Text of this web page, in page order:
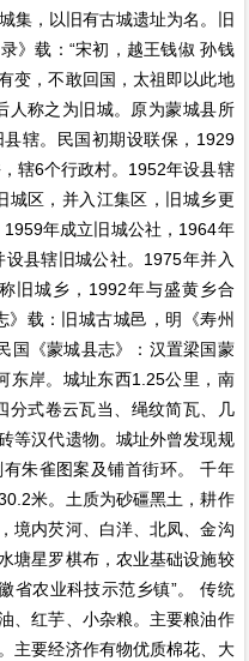
集，以旧有古城遗址为名。旧
》载：“宋初，越王钱俶 孙钱
变，不敢回国，太祖即以此地
人称之为旧城。原为蒙城县所
辖。民国初期设联保，1929
辖6个行政村。1952年设县辖
城区，并入江集区，旧城乡更
年成立旧城公社，1964年
县辖旧城公社。1975年并入
旧城乡，1992年与盛黄乡合
载：旧城古城邑，明《寿州
国《蒙城县志》：汉置梁国蒙
东岸。城址东西1.25公里，南
分式卷云瓦当、绳纹简瓦、几
等汉代遗物。城址外曾发现规
朱雀图案及铺首街环。 千年
米。土质为砂礓黑土，耕作
境内芡河、白洋、北凤、金沟
塘星罗棋布，农业基础设施较
省农业科技示范乡镇”。 传统
、红芋、小杂粮。主要粮油作
主要经济作有物优质棉花、大